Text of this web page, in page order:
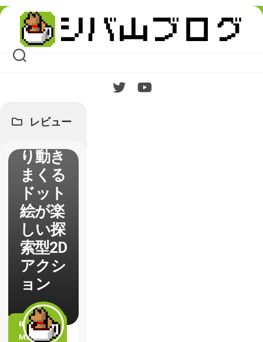
Skip
content
レビュー
tae and
the
Pirate’
s
】レビ
ュー
り動き
まくる
ドット
絵が楽
しい探
索型2D
アクシ
ョン
READ
MORE